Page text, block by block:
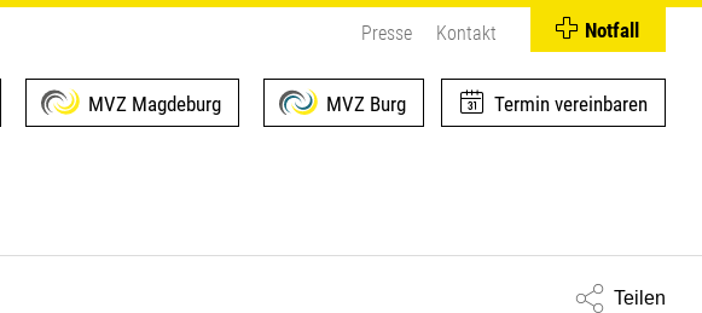
Presse Kontakt
MVZ Magdeburg MVZ Burg Termin vereinbaren
Notfall
Teilen